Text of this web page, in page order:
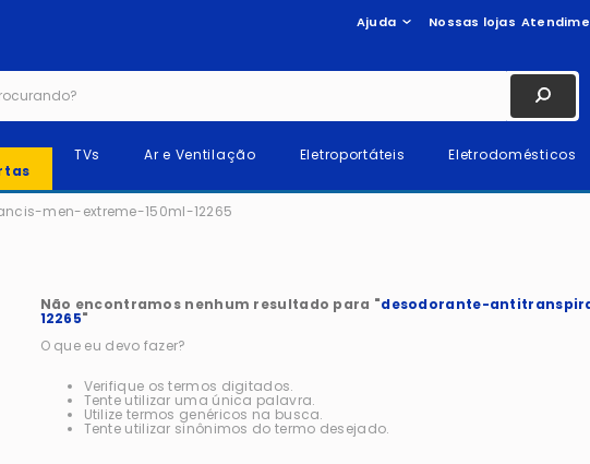
Ajuda Nossas lojas
TVs Ar e Ventilação Eletroportáteis Eletrodomésticos
men-extreme-150ml-12265
Não encontramos nenhum resultado para "desodorante-
12265"
O que eu devo fazer?
Verifique os termos digitados.
Tente utilizar uma única palavra.
Utilize termos genéricos na busca.
Tente utilizar sinônimos do termo desejado.